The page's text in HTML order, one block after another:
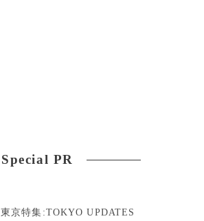
Special PR
東京特集:TOKYO UPDATES